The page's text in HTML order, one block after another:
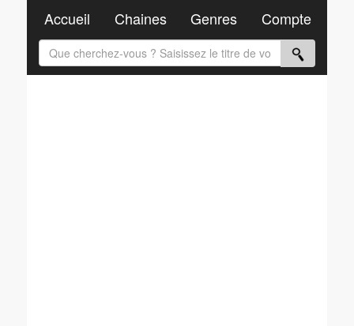
Accueil Chaines Genres Compte